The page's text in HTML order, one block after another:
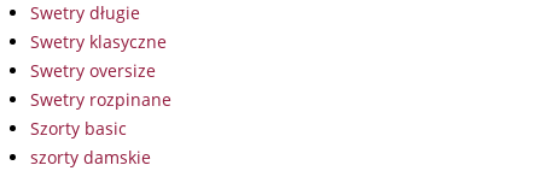
Swetry długie
Swetry klasyczne
Swetry oversize
Swetry rozpinane
Szorty basic
szorty damskie